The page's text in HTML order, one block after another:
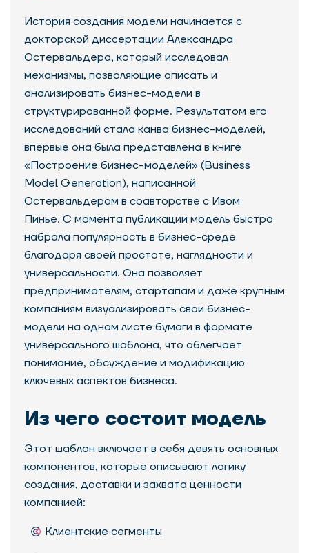
История создания модели начинается с
докторской диссертации Александра
Остервальдера, который исследовал
механизмы, позволяющие описать и
анализировать бизнес-модели в
структурированной форме. Результатом его
исследований стала канва бизнес-моделей,
впервые она была представлена в книге
«Построение бизнес-моделей» (Business
Model Generation), написанной
Остервальдером в соавторстве с Ивом
Пинье. С момента публикации модель быстро
набрала популярность в бизнес-среде
благодаря своей простоте, наглядности и
универсальности. Она позволяет
предпринимателям, стартапам и даже крупным
компаниям визуализировать свои бизнес-
модели на одном листе бумаги в формате
универсального шаблона, что облегчает
понимание, обсуждение и модификацию
ключевых аспектов бизнеса.
Из чего состоит модель
Этот шаблон включает в себя девять основных
компонентов, которые описывают логику
создания, доставки и захвата ценности
компанией:
Клиентские сегменты